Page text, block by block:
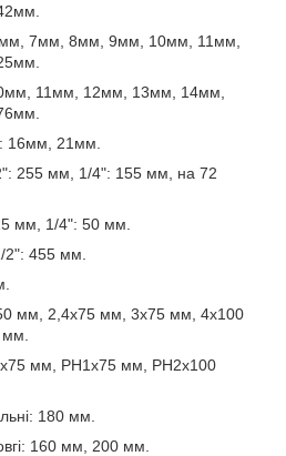
7мм, 8мм, 9мм, 10мм, 11мм,
11мм, 12мм, 13мм, 14мм,
16мм, 21мм.
255 мм, 1/4": 155 мм, на 72
мм, 1/4": 50 мм.
2": 455 мм.
мм, 2,4x75 мм, 3x75 мм, 4x100
мм, PH1x75 мм, PH2x100
180 мм.
160 мм, 200 мм.